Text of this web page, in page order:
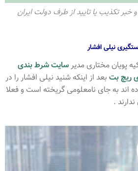
تکذیب یا تایید از طرف دولت ایران
نیلی افشار
پویان مختاری مدیرسایت شرط بندی
ریچ بت بعد از اینکه شنید نیلی افشار را در
اند به جای نامعلومی گریخته است و فعلا
.